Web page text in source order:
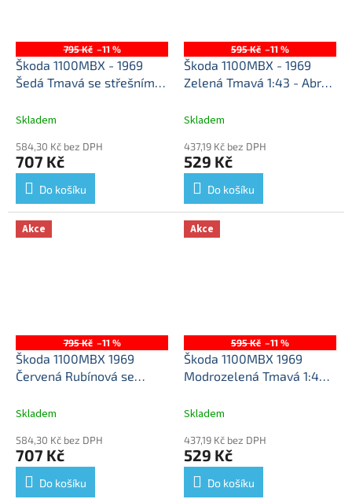
795 Kč –11 %
Škoda 1100MBX - 1969
Šedá Tmavá se střešním
AbrexŠkoda 1100 MBX -
Skladem
584,30 Kč bez DPH
707 Kč
Do košíku
595 Kč –11 %
Škoda 1100MBX - 1969
Zelená Tmavá 1:43 - Abrex
model
Skladem
437,19 Kč bez DPH
529 Kč
Do košíku
Akce
795 Kč –11 %
Škoda 1100MBX 1969
Červená Rubínová se
kufrem 1:43 - Abrex
Skladem
584,30 Kč bez DPH
707 Kč
Do košíku
Akce
595 Kč –11 %
Škoda 1100MBX 1969
Modrozelená Tmavá 1:43 -
(1969) 1:43 - Modrozelená
auta
Skladem
437,19 Kč bez DPH
529 Kč
Do košíku